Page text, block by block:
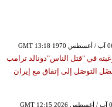
في "قتل الناس"دونالد ترامب
التوصَل إلى إتفاق مع إيران